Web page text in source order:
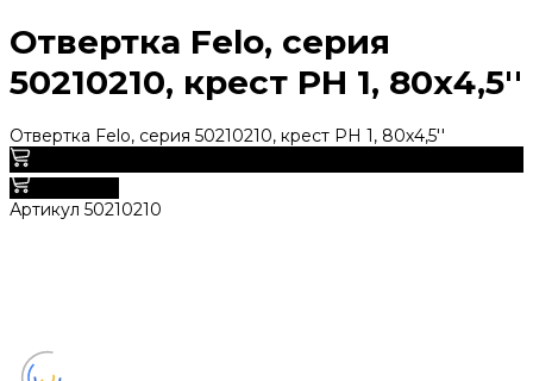
Отвертка Felo, серия
50210210, крест PH 1, 80х4,5''
Отвертка Felo, серия 50210210, крест PH 1, 80х4,5''
Артикул 50210210